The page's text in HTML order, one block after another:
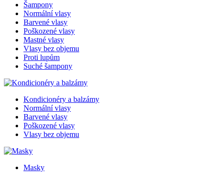
Šampony
Normální vlasy
Barvené vlasy
Poškozené vlasy
Mastné vlasy
Vlasy bez objemu
Proti lupům
Suché šampony
Kondicionéry a balzámy
Normální vlasy
Barvené vlasy
Poškozené vlasy
Vlasy bez objemu
Masky